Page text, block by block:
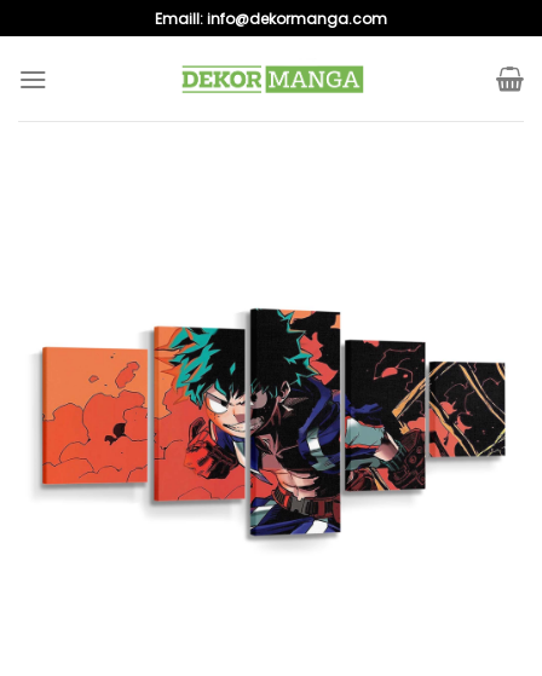
to
content
Emaill:info@dekormanga.com